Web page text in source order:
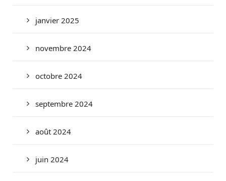
janvier 2025
novembre 2024
octobre 2024
septembre 2024
août 2024
juin 2024